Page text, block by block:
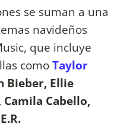
se suman a una
navideños
que incluye
comoTaylor
Bieber, Ellie
Camila Cabello,